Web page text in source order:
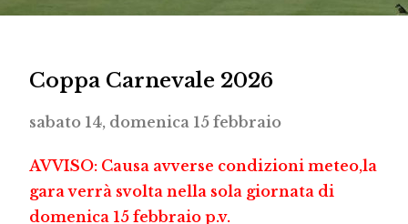
Coppa Carnevale 2026
sabato 14, domenica 15 febbraio
AVVISO: Causa avverse condizioni meteo,la
gara verrà svolta nella sola giornata di
domenica 15 febbraio p.v.